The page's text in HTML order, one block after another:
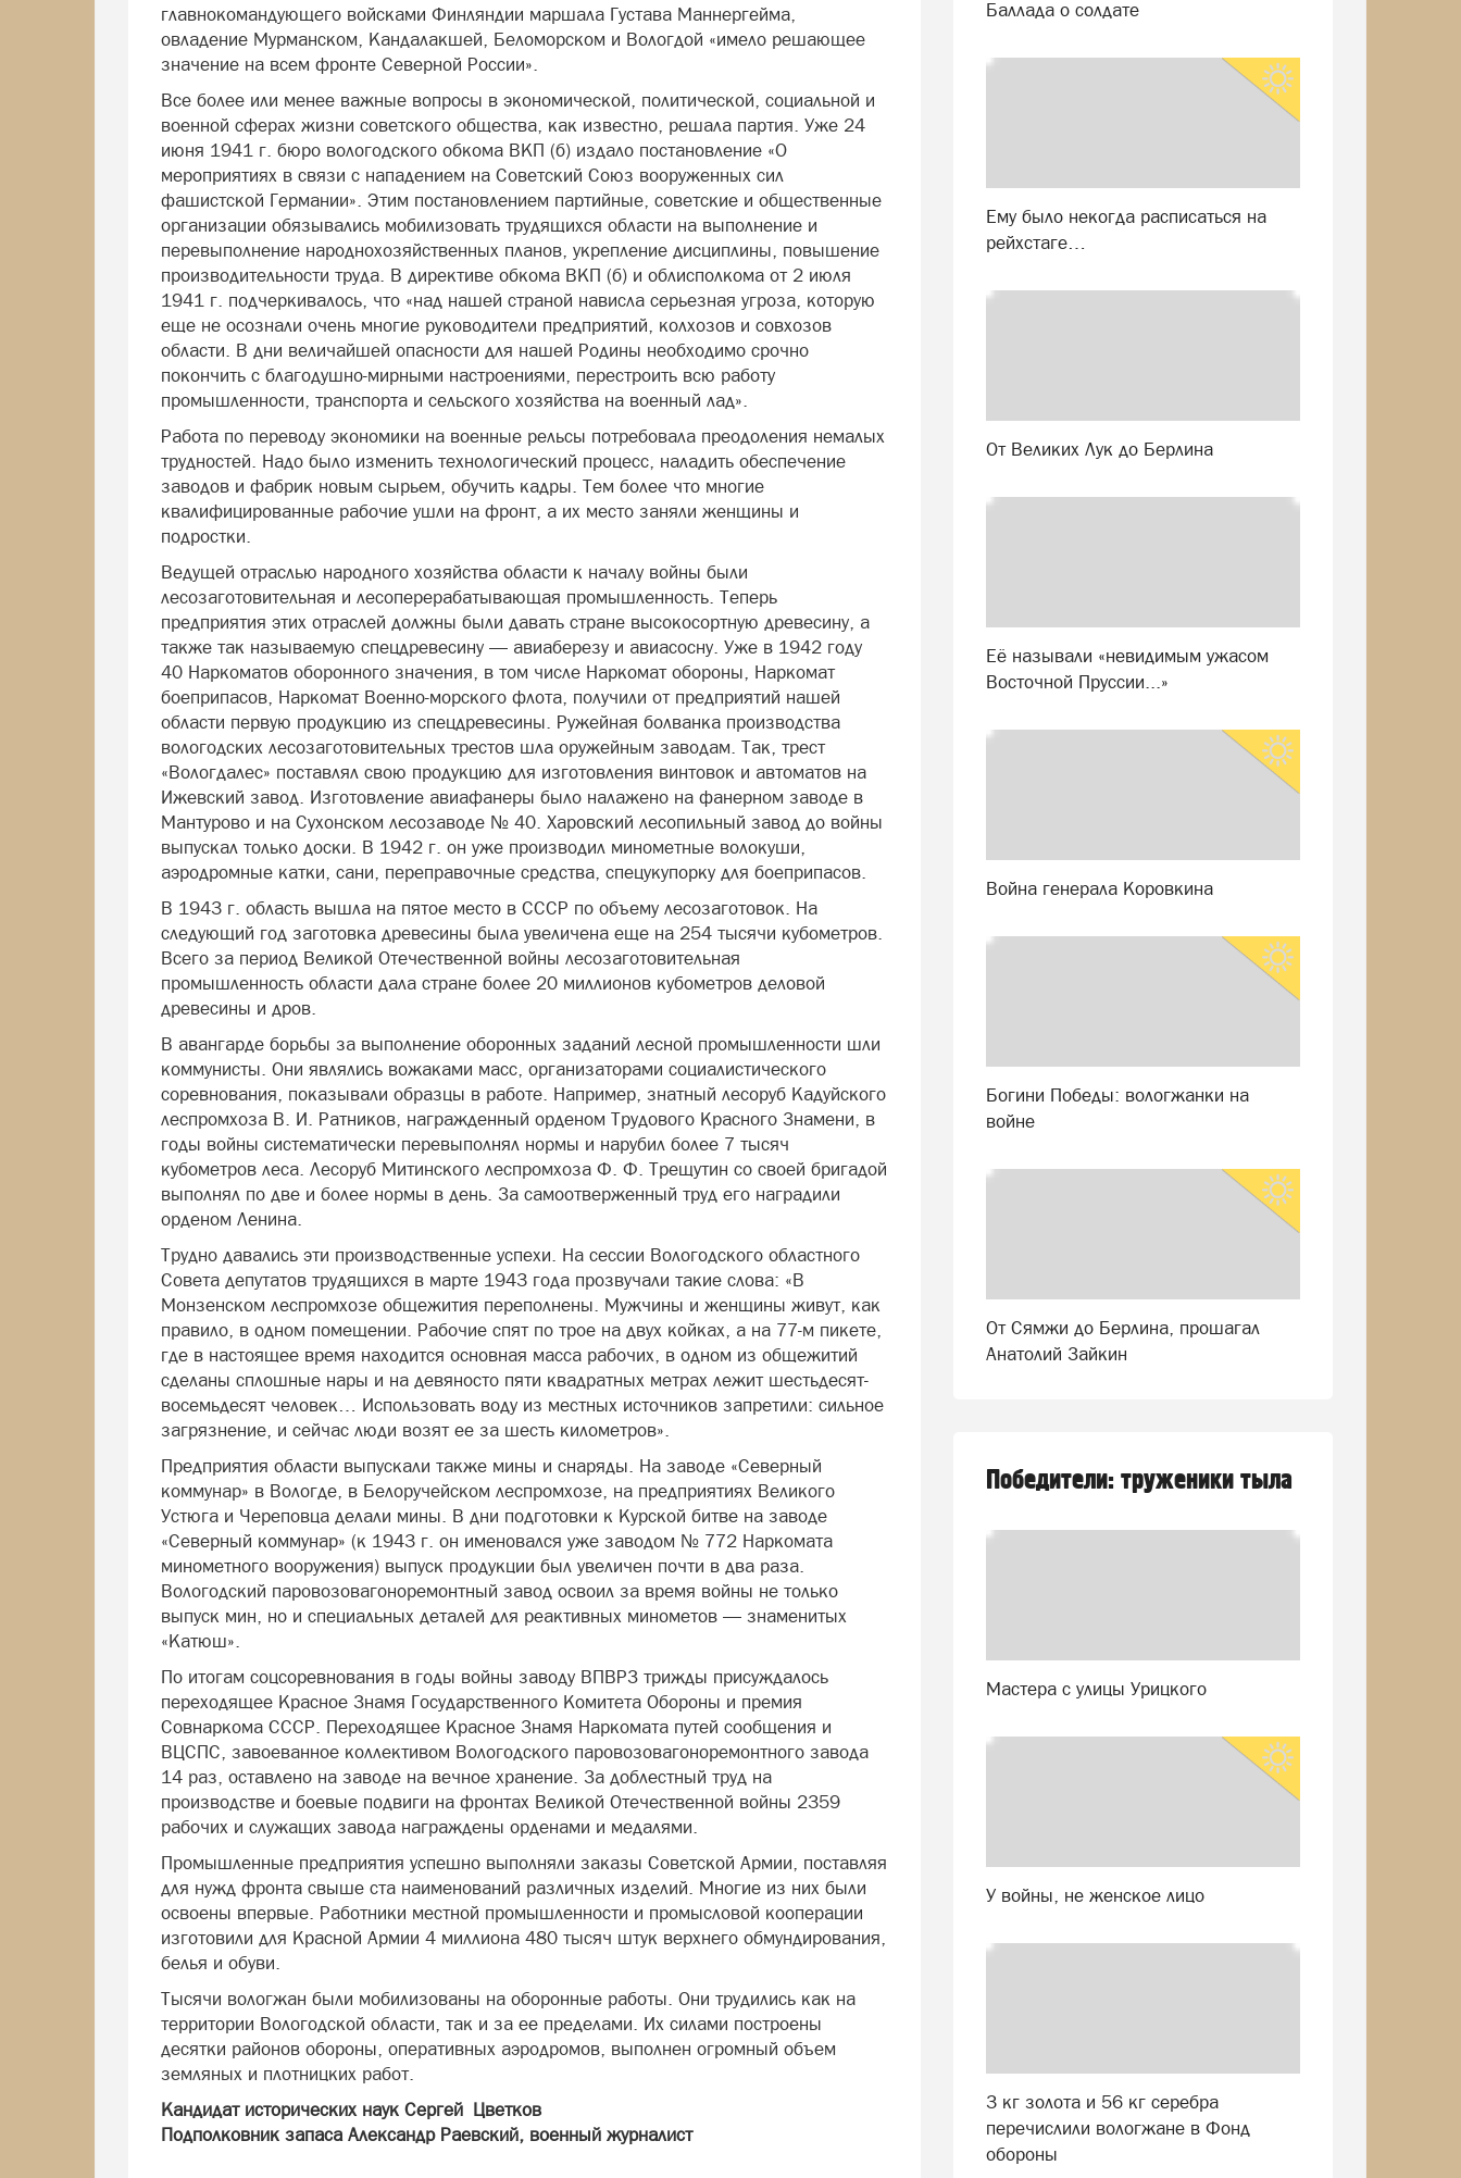
главнокомандующего войсками Финляндии маршала Густава Маннергейма,
овладение Мурманском, Кандалакшей, Беломорском и Вологдой «имело решающее
значение на всем фронте Северной России».
Все более или менее важные вопросы в экономической, политической, социальной и
военной сферах жизни советского общества, как известно, решала партия. Уже 24
июня 1941 г. бюро вологодского обкома ВКП (б) издало постановление «О
мероприятиях в связи с нападением на Советский Союз вооруженных сил
фашистской Германии». Этим постановлением партийные, советские и общественные
организации обязывались мобилизовать трудящихся области на выполнение и
перевыполнение народнохозяйственных планов, укрепление дисциплины, повышение
производительности труда. В директиве обкома ВКП (б) и облисполкома от 2 июля
1941 г. подчеркивалось, что «над нашей страной нависла серьезная угроза, которую
еще не осознали очень многие руководители предприятий, колхозов и совхозов
области. В дни величайшей опасности для нашей Родины необходимо срочно
покончить с благодушно-мирными настроениями, перестроить всю работу
промышленности, транспорта и сельского хозяйства на военный лад».
Работа по переводу экономики на военные рельсы потребовала преодоления немалых
трудностей. Надо было изменить технологический процесс, наладить обеспечение
заводов и фабрик новым сырьем, обучить кадры. Тем более что многие
квалифицированные рабочие ушли на фронт, а их место заняли женщины и
подростки.
Ведущей отраслью народного хозяйства области к началу войны были
лесозаготовительная и лесоперерабатывающая промышленность. Теперь
предприятия этих отраслей должны были давать стране высокосортную древесину, а
также так называемую спецдревесину — авиаберезу и авиасосну. Уже в 1942 году
40 Наркоматов оборонного значения, в том числе Наркомат обороны, Наркомат
боеприпасов, Наркомат Военно-морского флота, получили от предприятий нашей
области первую продукцию из спецдревесины. Ружейная болванка производства
вологодских лесозаготовительных трестов шла оружейным заводам. Так, трест
«Вологдалес» поставлял свою продукцию для изготовления винтовок и автоматов на
Ижевский завод. Изготовление авиафанеры было налажено на фанерном заводе в
Мантурово и на Сухонском лесозаводе № 40. Харовский лесопильный завод до войны
выпускал только доски. В 1942 г. он уже производил минометные волокуши,
аэродромные катки, сани, переправочные средства, спецукупорку для боеприпасов.
В 1943 г. область вышла на пятое место в СССР по объему лесозаготовок. На
следующий год заготовка древесины была увеличена еще на 254 тысячи кубометров.
Всего за период Великой Отечественной войны лесозаготовительная
промышленность области дала стране более 20 миллионов кубометров деловой
древесины и дров.
В авангарде борьбы за выполнение оборонных заданий лесной промышленности шли
коммунисты. Они являлись вожаками масс, организаторами социалистического
соревнования, показывали образцы в работе. Например, знатный лесоруб Кадуйского
леспромхоза В. И. Ратников, награжденный орденом Трудового Красного Знамени, в
годы войны систематически перевыполнял нормы и нарубил более 7 тысяч
кубометров леса. Лесоруб Митинского леспромхоза Ф. Ф. Трещутин со своей бригадой
выполнял по две и более нормы в день. За самоотверженный труд его наградили
орденом Ленина.
Трудно давались эти производственные успехи. На сессии Вологодского областного
Совета депутатов трудящихся в марте 1943 года прозвучали такие слова: «В
Монзенском леспромхозе общежития переполнены. Мужчины и женщины живут, как
правило, в одном помещении. Рабочие спят по трое на двух койках, а на 77-м пикете,
где в настоящее время находится основная масса рабочих, в одном из общежитий
сделаны сплошные нары и на девяносто пяти квадратных метрах лежит шестьдесят-
восемьдесят человек… Использовать воду из местных источников запретили: сильное
загрязнение, и сейчас люди возят ее за шесть километров».
Предприятия области выпускали также мины и снаряды. На заводе «Северный
коммунар» в Вологде, в Белоручейском леспромхозе, на предприятиях Великого
Устюга и Череповца делали мины. В дни подготовки к Курской битве на заводе
«Северный коммунар» (к 1943 г. он именовался уже заводом № 772 Наркомата
минометного вооружения) выпуск продукции был увеличен почти в два раза.
Вологодский паровозовагоноремонтный завод освоил за время войны не только
выпуск мин, но и специальных деталей для реактивных минометов — знаменитых
«Катюш».
По итогам соцсоревнования в годы войны заводу ВПВРЗ трижды присуждалось
переходящее Красное Знамя Государственного Комитета Обороны и премия
Совнаркома СССР. Переходящее Красное Знамя Наркомата путей сообщения и
ВЦСПС, завоеванное коллективом Вологодского паровозовагоноремонтного завода
14 раз, оставлено на заводе на вечное хранение. За доблестный труд на
производстве и боевые подвиги на фронтах Великой Отечественной войны 2359
рабочих и служащих завода награждены орденами и медалями.
Промышленные предприятия успешно выполняли заказы Советской Армии, поставляя
для нужд фронта свыше ста наименований различных изделий. Многие из них были
освоены впервые. Работники местной промышленности и промысловой кооперации
изготовили для Красной Армии 4 миллиона 480 тысяч штук верхнего обмундирования,
белья и обуви.
Тысячи вологжан были мобилизованы на оборонные работы. Они трудились как на
территории Вологодской области, так и за ее пределами. Их силами построены
десятки районов обороны, оперативных аэродромов, выполнен огромный объем
земляных и плотницких работ.
Кандидат исторических наук Сергей Цветков
Подполковник запаса Александр Раевский, военный журналист
Баллада о солдате
Ему было некогда расписаться на
рейхстаге…
От Великих Лук до Берлина
Её называли «невидимым ужасом
Восточной Пруссии...»
Война генерала Коровкина
Богини Победы: вологжанки на
войне
От Сямжи до Берлина, прошагал
Анатолий Зайкин
Победители: труженики тыла
Мастера с улицы Урицкого
У войны, не женское лицо
3 кг золота и 56 кг серебра
перечислили вологжане в Фонд
обороны